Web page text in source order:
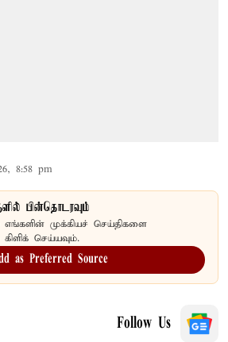
8:58 pm
பின்தொடரவும்
எங்களின் முக்கியச் செய்திகளை
செய்யவும்.
as Preferred Source
Follow Us